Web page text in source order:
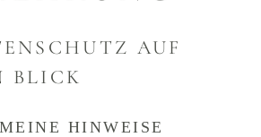
AUF
BLICK
HINWEISE